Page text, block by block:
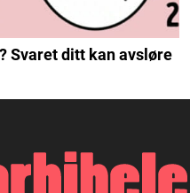
Svaret ditt kan avsløre